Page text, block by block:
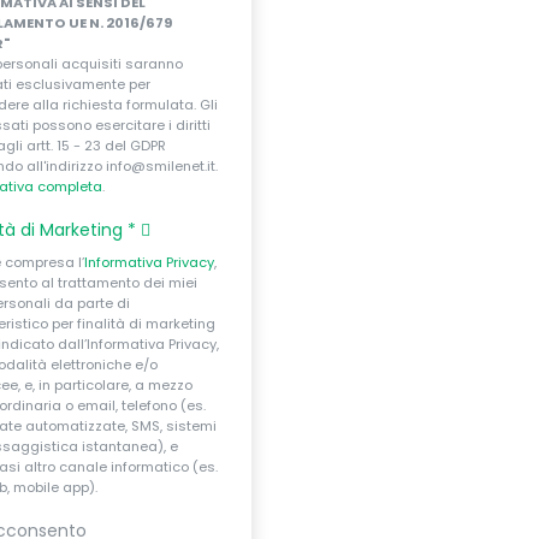
UE N. 2016/679
acquisiti saranno
esclusivamente per
alla richiesta formulata. Gli
possono esercitare i diritti
artt. 15 - 23 del GDPR
all'indirizzo info@smilenet.it.
completa.
di Marketing *
compresa l’Informativa Privacy,
al trattamento dei miei
da parte di
per finalità di marketing
dall’Informativa Privacy,
elettroniche e/o
e, in particolare, a mezzo
o email, telefono (es.
automatizzate, SMS, sistemi
istantanea), e
altro canale informatico (es.
mobile app).